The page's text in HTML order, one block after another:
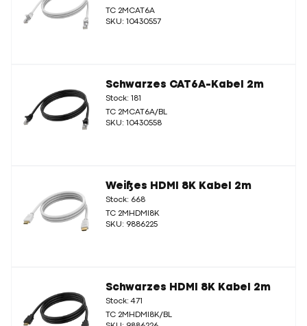
TC 2MCAT6A
SKU: 10430557
Schwarzes CAT6A-Kabel 2m
Stock: 181
TC 2MCAT6A/BL
SKU: 10430558
Weißes HDMI 8K Kabel 2m
Stock: 668
TC 2MHDMI8K
SKU: 9886225
Schwarzes HDMI 8K Kabel 2m
Stock: 471
TC 2MHDMI8K/BL